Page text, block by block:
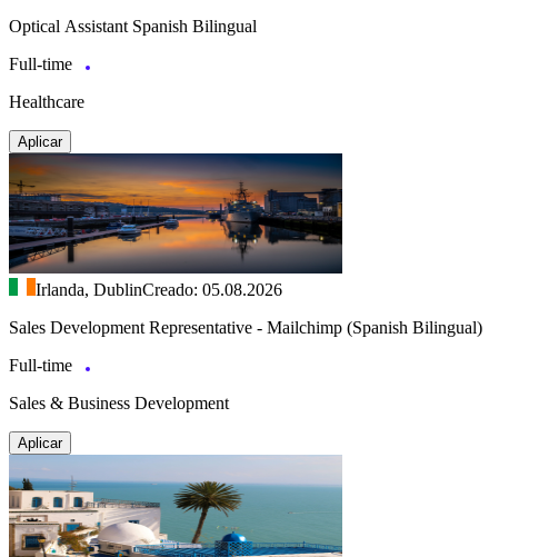
Optical Assistant Spanish Bilingual
Full-time
Healthcare
Aplicar
Irlanda, DublinCreado: 05.08.2026
Sales Development Representative - Mailchimp (Spanish Bilingual)
Full-time
Sales & Business Development
Aplicar